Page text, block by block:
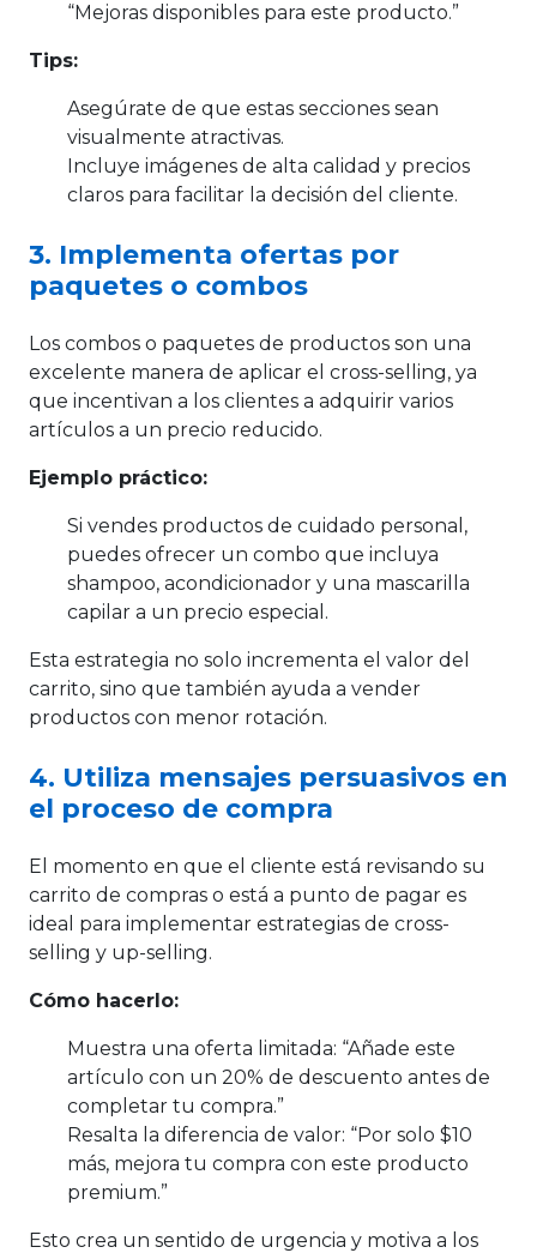
“Mejoras disponibles para este producto.”
Tips:
Asegúrate de que estas secciones sean
visualmente atractivas.
Incluye imágenes de alta calidad y precios
claros para facilitar la decisión del cliente.
3. Implementa ofertas por
paquetes o combos
Los combos o paquetes de productos son una
excelente manera de aplicar el cross-selling, ya
que incentivan a los clientes a adquirir varios
artículos a un precio reducido.
Ejemplo práctico:
Si vendes productos de cuidado personal,
puedes ofrecer un combo que incluya
shampoo, acondicionador y una mascarilla
capilar a un precio especial.
Esta estrategia no solo incrementa el valor del
carrito, sino que también ayuda a vender
productos con menor rotación.
4. Utiliza mensajes persuasivos en
el proceso de compra
El momento en que el cliente está revisando su
carrito de compras o está a punto de pagar es
ideal para implementar estrategias de cross-
selling y up-selling.
Cómo hacerlo:
Muestra una oferta limitada: “Añade este
artículo con un 20% de descuento antes de
completar tu compra.”
Resalta la diferencia de valor: “Por solo $10
más, mejora tu compra con este producto
premium.”
Esto crea un sentido de urgencia y motiva a los